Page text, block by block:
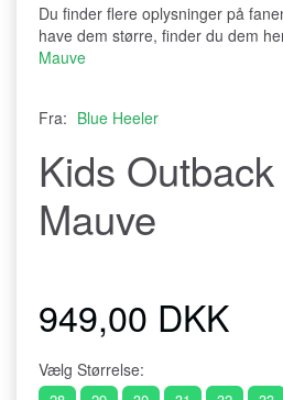
Du finder flere oplysninger på
have dem større, finder du dem
Mauve
Fra: Blue Heeler
Kids
Mauve
949,00 DKK
Vælg Størrelse: